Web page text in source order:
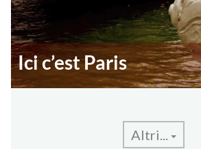
Ici c’est Paris
Altri...